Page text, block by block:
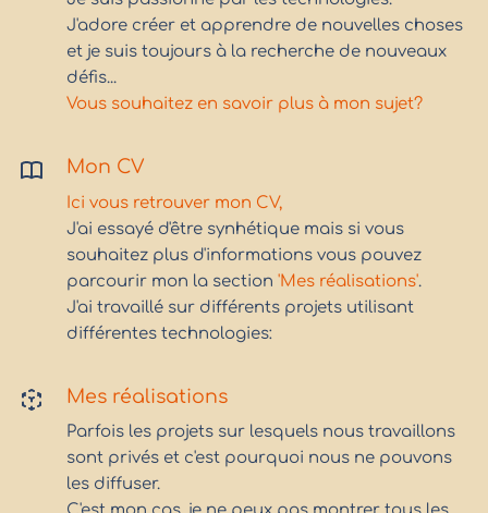
J'adore créer et apprendre de nouvelles choses
et je suis toujours à la recherche de nouveaux
défis...
Vous souhaitez en savoir plus à mon sujet?
Mon CV
Ici vous retrouver mon CV,
J'ai essayé d'être synhétique mais si vous
souhaitez plus d'informations vous pouvez
parcourir mon la section 'Mes réalisations'.
J'ai travaillé sur différents projets utilisant
différentes technologies:
Mes réalisations
Parfois les projets sur lesquels nous travaillons
sont privés et c'est pourquoi nous ne pouvons
les diffuser.